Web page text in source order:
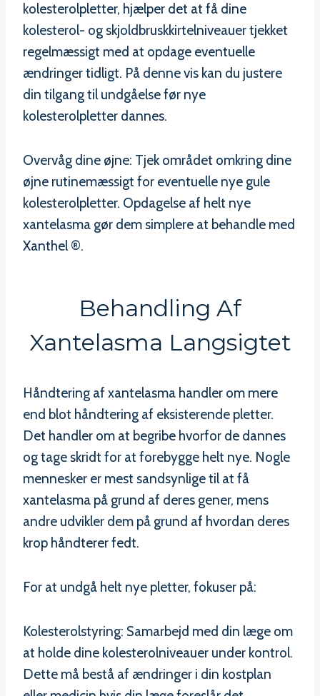
kolesterolpletter, hjælper det at få dine
kolesterol- og skjoldbruskkirtelniveauer tjekket
regelmæssigt med at opdage eventuelle
ændringer tidligt. På denne vis kan du justere
din tilgang til undgåelse før nye
kolesterolpletter dannes.
Overvåg dine øjne: Tjek området omkring dine
øjne rutinemæssigt for eventuelle nye gule
kolesterolpletter. Opdagelse af helt nye
xantelasma gør dem simplere at behandle med
Xanthel ®.
Behandling Af
Xantelasma Langsigtet
Håndtering af xantelasma handler om mere
end blot håndtering af eksisterende pletter.
Det handler om at begribe hvorfor de dannes
og tage skridt for at forebygge helt nye. Nogle
mennesker er mest sandsynlige til at få
xantelasma på grund af deres gener, mens
andre udvikler dem på grund af hvordan deres
krop håndterer fedt.
For at undgå helt nye pletter, fokuser på:
Kolesterolstyring: Samarbejd med din læge om
at holde dine kolesterolniveauer under kontrol.
Dette må bestå af ændringer i din kostplan